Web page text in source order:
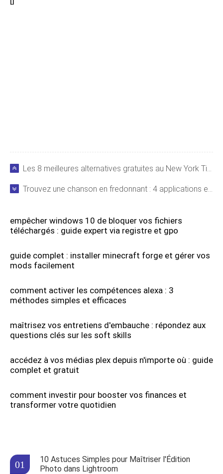
Les 8 meilleures alternatives gratuites au New York Times pour des actualités de qualité
Trouvez une chanson en fredonnant : 4 applications et outils de recherche musicale infaillibles
empêcher windows 10 de bloquer vos fichiers
téléchargés : guide expert via registre et gpo
guide complet : installer minecraft forge et gérer vos
mods facilement
comment activer les compétences alexa : 3
méthodes simples et efficaces
maîtrisez vos entretiens d'embauche : répondez aux
questions clés sur les soft skills
accédez à vos médias plex depuis n'importe où : guide
complet et gratuit
comment investir pour booster vos finances et
transformer votre quotidien
10 Astuces Simples pour Maîtriser l'Édition
Photo dans Lightroom